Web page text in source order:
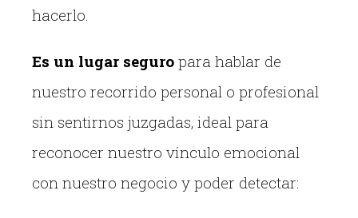
hacerlo.
Es un lugar seguro para hablar de
nuestro recorrido personal o profesional
sin sentirnos juzgadas, ideal para
reconocer nuestro vínculo emocional
con nuestro negocio y poder detectar: